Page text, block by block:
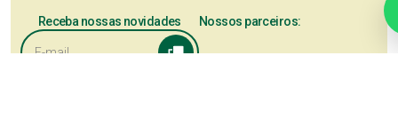
Receba nossas novidades Nossos parceiros: